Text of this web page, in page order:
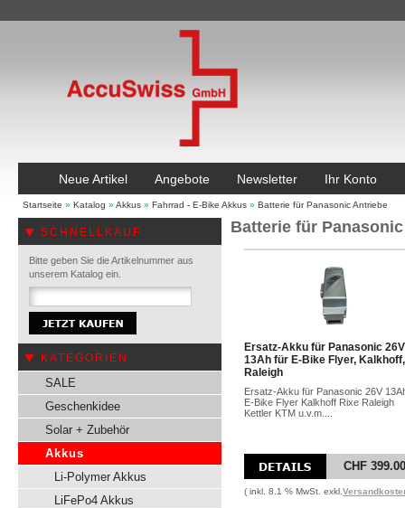
Neue Artikel Angebote Newsletter Ihr Konto
Startseite » Katalog » Akkus » Fahrrad - E-Bike Akkus » Batterie für Panasonic Antriebe
SCHNELLKAUF
Bitte geben Sie die Artikelnummer aus
unserem Katalog ein.
KATEGORIEN
SALE
Geschenkidee
Solar + Zubehör
Akkus
Li-Polymer Akkus
LiFePo4 Akkus
Batterie für
Ersatz-Akku für Panasonic 26V
13Ah für E-Bike Flyer, Kalkhoff,
Raleigh
Ersatz-Akku für Panasonic 26V
E-Bike Flyer Kalkhoff Rixe Raleigh
Kettler KTM u.v.m....
CHF 399.00
( inkl. 8.1 % MwSt. exkl.